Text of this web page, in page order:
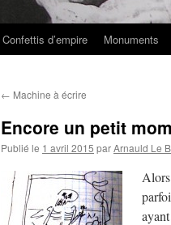
Confettis d’empire Monuments
← Machine à écrire
Encore un petit
Publié le 1 avril 2015 parArnauld Le